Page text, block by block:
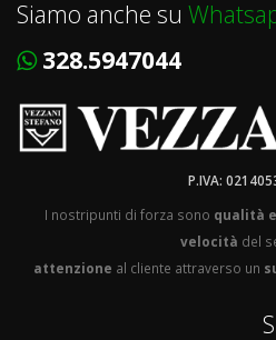
Siamo anche su
328.5947044
P.IVA:
I nostripunti di forza sono qualità
velocità del
attenzione al cliente attraverso un